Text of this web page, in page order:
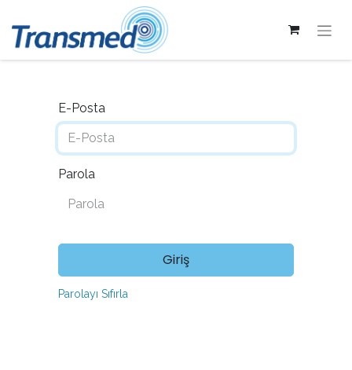
E-Posta
Parola
Giriş
Parolayı Sıfırla